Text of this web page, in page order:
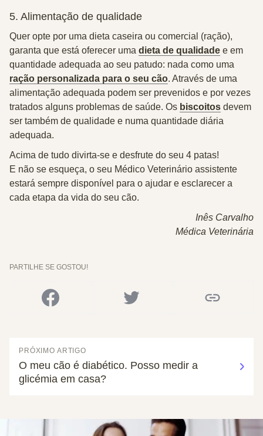
5. Alimentação de qualidade
Quer opte por uma dieta caseira ou comercial (ração),
garanta que está oferecer uma dieta de qualidade e em
quantidade adequada ao seu patudo: nada como uma
ração personalizada para o seu cão. Através de uma
alimentação adequada podem ser prevenidos e por vezes
tratados alguns problemas de saúde. Os biscoitos devem
ser também de qualidade e numa quantidade diária
adequada.
Acima de tudo divirta-se e desfrute do seu 4 patas!
E não se esqueça, o seu Médico Veterinário assistente
estará sempre disponível para o ajudar e esclarecer a
cada etapa da vida do seu cão.
Inês Carvalho
Médica Veterinária
PARTILHE SE GOSTOU!
PRÓXIMO ARTIGO
O meu cão é diabético. Posso medir a
glicémia em casa?